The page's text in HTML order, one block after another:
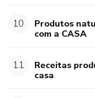
10
Produtos
com a CASA
11
Receitas
casa